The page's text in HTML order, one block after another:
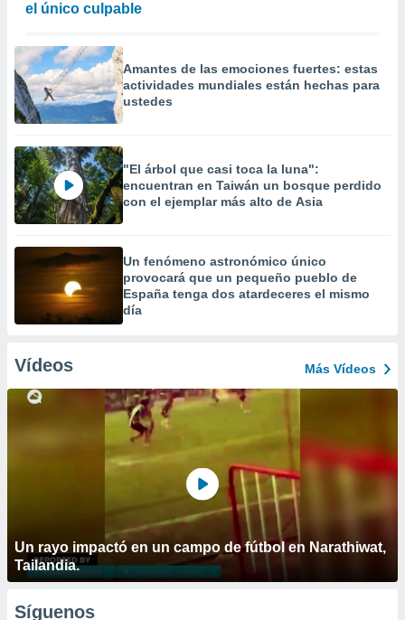
el único culpable
Amantes de las emociones fuertes: estas
actividades mundiales están hechas para
ustedes
"El árbol que casi toca la luna":
encuentran en Taiwán un bosque perdido
con el ejemplar más alto de Asia
Un fenómeno astronómico único
provocará que un pequeño pueblo de
España tenga dos atardeceres el mismo
día
Vídeos Más Vídeos
Un rayo impactó en un campo de fútbol en Narathiwat,
Tailandia.
Síguenos